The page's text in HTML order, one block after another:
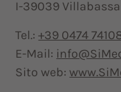
I-39039 Villabassa
Tel.:+39 0474
E-Mail:
Sito web: